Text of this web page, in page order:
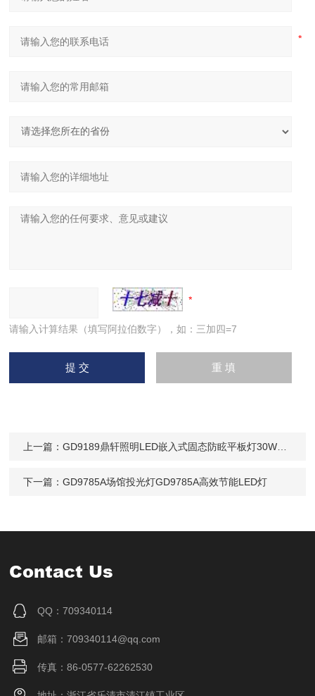
请输入计算结果（填写阿拉伯数字），如：三加四=7
上一篇：GD9189鼎轩照明LED嵌入式固态防眩平板灯30W36W48W
下一篇：GD9785A场馆投光灯GD9785A高效节能LED灯
Contact Us
QQ：709340114
邮箱：709340114@qq.com
传真：86-0577-62262530